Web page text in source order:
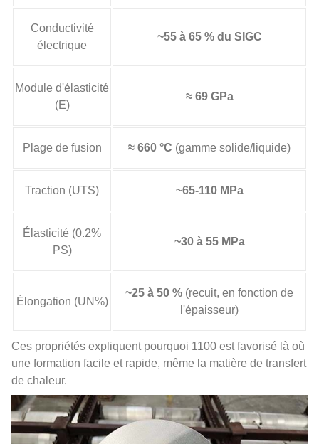
Conductivité
électrique
~55 à 65 % du SIGC
Module d'élasticité
(E)
≈ 69 GPa
Plage de fusion ≈ 660 °C (gamme solide/liquide)
Traction (UTS) ~65-110 MPa
Élasticité (0.2%
PS)
~30 à 55 MPa
Élongation (UN%)
~25 à 50 % (recuit, en fonction de
l'épaisseur)
Ces propriétés expliquent pourquoi 1100 est favorisé là où
une formation facile et rapide, même la matière de transfert
de chaleur.